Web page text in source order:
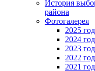
История
района
Фотогалерея
2025 год
2024 год
2023 год
2022 год
2021 год